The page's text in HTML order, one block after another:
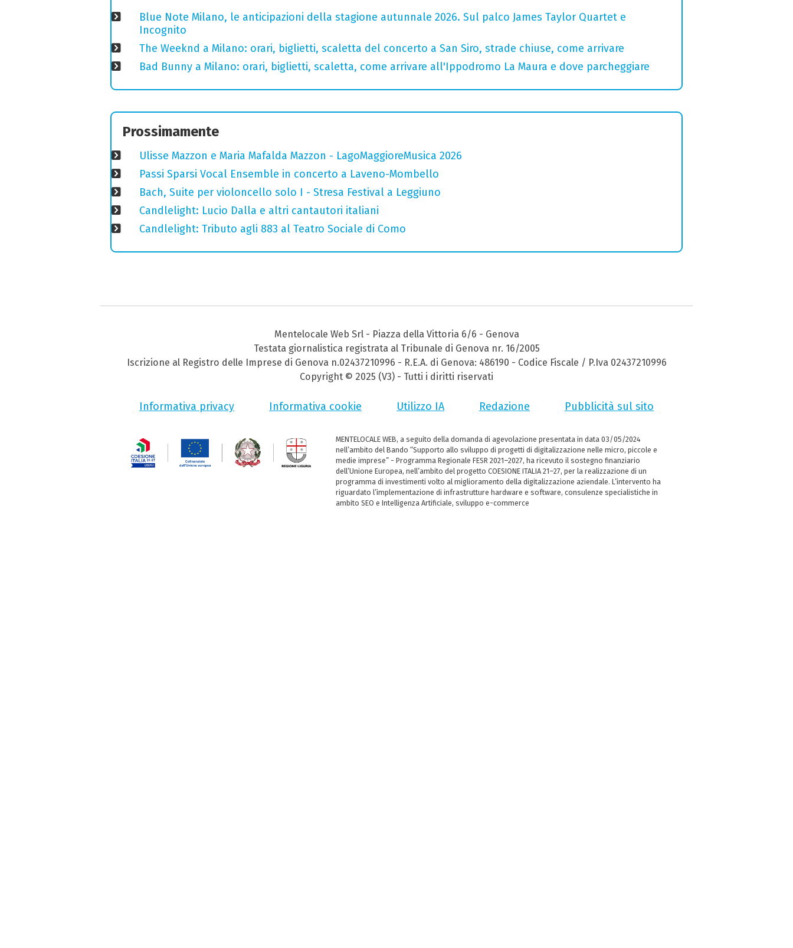
Blue Note Milano, le anticipazioni della stagione autunnale 2026. Sul palco James Taylor Quartet e
Incognito
The Weeknd a Milano: orari, biglietti, scaletta del concerto a San Siro, strade chiuse, come arrivare
Bad Bunny a Milano: orari, biglietti, scaletta, come arrivare all'Ippodromo La Maura e dove parcheggiare
Prossimamente
Ulisse Mazzon e Maria Mafalda Mazzon - LagoMaggioreMusica 2026
Passi Sparsi Vocal Ensemble in concerto a Laveno-Mombello
Bach, Suite per violoncello solo I - Stresa Festival a Leggiuno
Candlelight: Lucio Dalla e altri cantautori italiani
Candlelight: Tributo agli 883 al Teatro Sociale di Como
Mentelocale Web Srl - Piazza della Vittoria 6/6 - Genova
Testata giornalistica registrata al Tribunale di Genova nr. 16/2005
Iscrizione al Registro delle Imprese di Genova n.02437210996 - R.E.A. di Genova: 486190 - Codice Fiscale / P.Iva 02437210996
Copyright © 2025 (V3) - Tutti i diritti riservati
Informativa privacy Informativa cookie Utilizzo IA Redazione Pubblicità sul sito
MENTELOCALE WEB, a seguito della domanda di agevolazione presentata in data 03/05/2024
nell’ambito del Bando “Supporto allo sviluppo di progetti di digitalizzazione nelle micro, piccole e
medie imprese” - Programma Regionale FESR 2021–2027, ha ricevuto il sostegno finanziario
dell’Unione Europea, nell’ambito del progetto COESIONE ITALIA 21–27, per la realizzazione di un
programma di investimenti volto al miglioramento della digitalizzazione aziendale. L’intervento ha
riguardato l’implementazione di infrastrutture hardware e software, consulenze specialistiche in
ambito SEO e Intelligenza Artificiale, sviluppo e-commerce